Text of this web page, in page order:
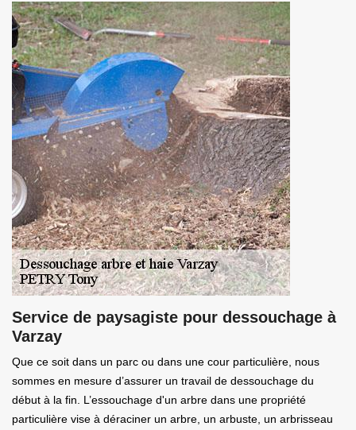
Service de paysagiste pour dessouchage à
Varzay
Que ce soit dans un parc ou dans une cour particulière, nous
sommes en mesure d’assurer un travail de dessouchage du
début à la fin. L’essouchage d'un arbre dans une propriété
particulière vise à déraciner un arbre, un arbuste, un arbrisseau